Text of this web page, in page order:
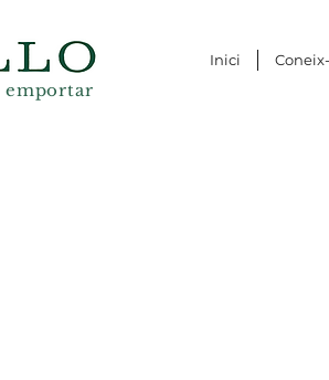
emportar
Inici